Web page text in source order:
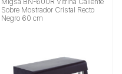
Sobre Mostrador Cristal Recto
Negro 60 cm